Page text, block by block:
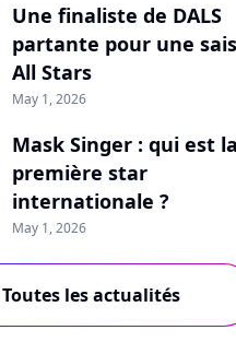
Une finaliste de DALS
partante pour une
All Stars
May 1, 2026
Mask Singer : qui est la
première star
internationale ?
May 1, 2026
Toutes les actualités